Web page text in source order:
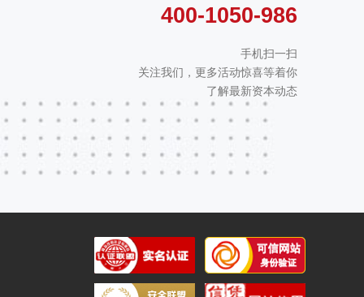
400-1050-986
手机扫一扫
关注我们，更多活动惊喜等着你
了解最新资本动态